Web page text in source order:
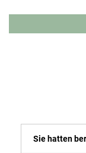
Sie hatten